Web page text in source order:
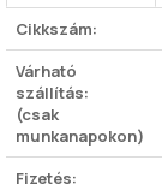
Cikkszám:
Várható
szállítás:
(csak
munkanapokon)
Fizetés: